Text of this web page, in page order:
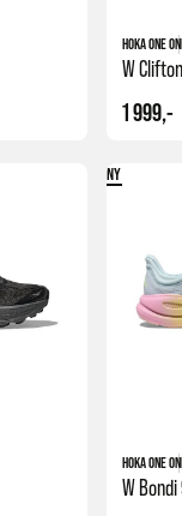
HOKA ONE
W Clifton
1 999,-
NY
HOKA ONE
W Bondi